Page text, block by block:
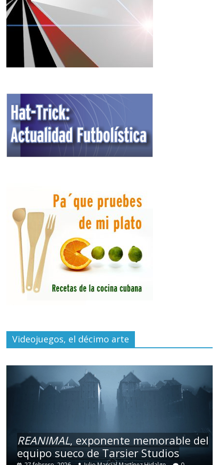
Videojuegos, el décimo arte
REANIMAL, exponente memorable del
equipo sueco de Tarsier Studios